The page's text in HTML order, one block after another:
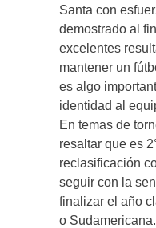
Santa con
demostrado al
excelentes
mantener un
es algo
identidad al
En temas de
resaltar que es
reclasificación
seguir con la
finalizar el año
o Sudamericana.